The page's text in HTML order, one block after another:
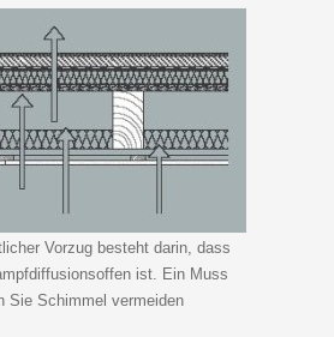
Vorzug besteht darin, dass
ist. Ein Muss
Sie Schimmel vermeiden